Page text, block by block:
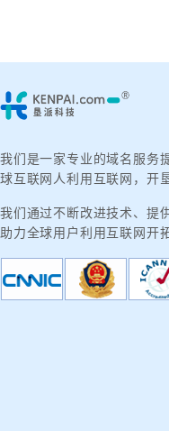
我们是一家专业的域名服务
球互联网人利用互联网，开
我们通过不断改进技术、提
助力全球用户利用互联网开